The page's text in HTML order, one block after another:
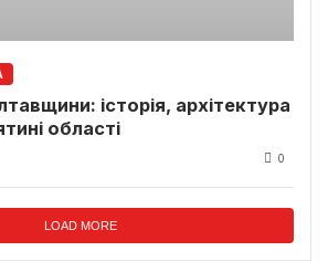
історія, архітектура
області
0
LOAD MORE